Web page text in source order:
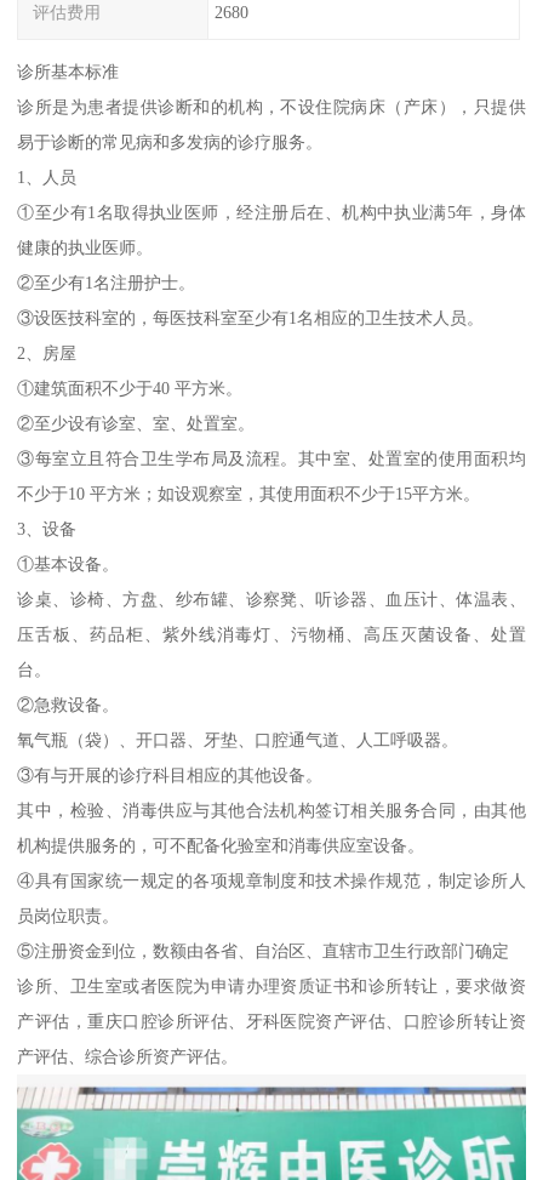
评估费用 2680
诊所基本标准
诊所是为患者提供诊断和的机构，不设住院病床（产床），只提供
易于诊断的常见病和多发病的诊疗服务。
1、人员
①至少有1名取得执业医师，经注册后在、机构中执业满5年，身体
健康的执业医师。
②至少有1名注册护士。
③设医技科室的，每医技科室至少有1名相应的卫生技术人员。
2、房屋
①建筑面积不少于40 平方米。
②至少设有诊室、室、处置室。
③每室立且符合卫生学布局及流程。其中室、处置室的使用面积均
不少于10 平方米；如设观察室，其使用面积不少于15平方米。
3、设备
①基本设备。
诊桌、诊椅、方盘、纱布罐、诊察凳、听诊器、血压计、体温表、
压舌板、药品柜、紫外线消毒灯、污物桶、高压灭菌设备、处置
台。
②急救设备。
氧气瓶（袋）、开口器、牙垫、口腔通气道、人工呼吸器。
③有与开展的诊疗科目相应的其他设备。
其中，检验、消毒供应与其他合法机构签订相关服务合同，由其他
机构提供服务的，可不配备化验室和消毒供应室设备。
④具有国家统一规定的各项规章制度和技术操作规范，制定诊所人
员岗位职责。
⑤注册资金到位，数额由各省、自治区、直辖市卫生行政部门确定
诊所、卫生室或者医院为申请办理资质证书和诊所转让，要求做资
产评估，重庆口腔诊所评估、牙科医院资产评估、口腔诊所转让资
产评估、综合诊所资产评估。